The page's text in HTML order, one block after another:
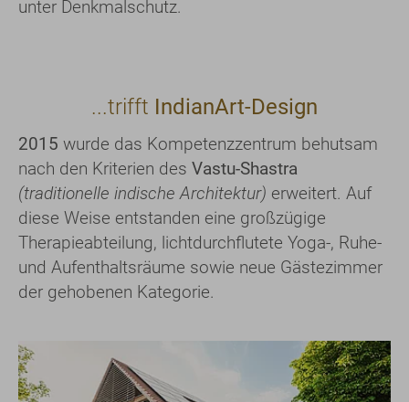
unter Denkmalschutz.
...trifft IndianArt-Design
2015 wurde das Kompetenzzentrum behutsam
nach den Kriterien des Vastu-Shastra
(traditionelle indische Architektur) erweitert. Auf
diese Weise entstanden eine großzügige
Therapieabteilung, lichtdurchflutete Yoga-, Ruhe-
und Aufenthaltsräume sowie neue Gästezimmer
der gehobenen Kategorie.